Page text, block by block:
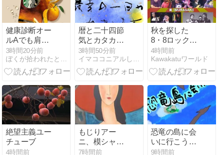
健康診断オー
ルAでも肩は
コル
3時間20分前
暦と二十四節
気とカタカム
ナ言葉あそび
【八月九日】
3時間50分前
秋を探した
8・8ロックデ
イ／熱い卵と
じうどん／一
献／真夏の夜
4時間前
Kawakatuワールド
絶望主義ユー
チューブ
4時間前
もじりアー
ニ、模シャガ
ール、マ
7時間前
恐竜の島に会
いに行こう！
宝の島続々編
9時間前